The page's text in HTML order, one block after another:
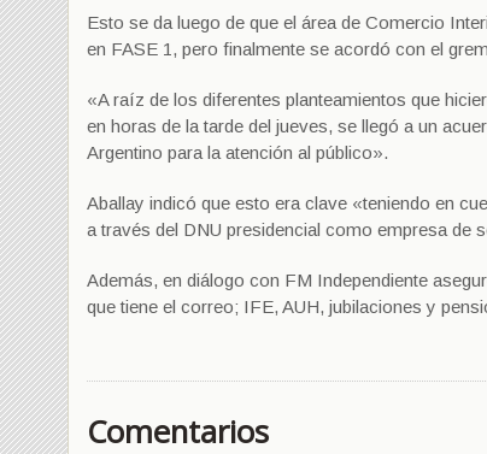
Esto se da luego de que el área de Comercio
en FASE 1, pero finalmente se acordó con el
«A raíz de los diferentes planteamientos que
en horas de la tarde del jueves, se llegó a un
Argentino para la atención al público».
Aballay indicó que esto era clave «teniendo en
a través del DNU presidencial como empresa de
Además, en diálogo con FM Independiente
que tiene el correo; IFE, AUH, jubilaciones y
Comentarios